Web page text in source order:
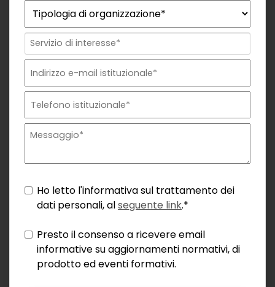
Ho letto l'informativa sul trattamento dei
dati personali, alseguente link.*
Presto il consenso a ricevere email
informative su aggiornamenti normativi, di
prodotto ed eventi formativi.